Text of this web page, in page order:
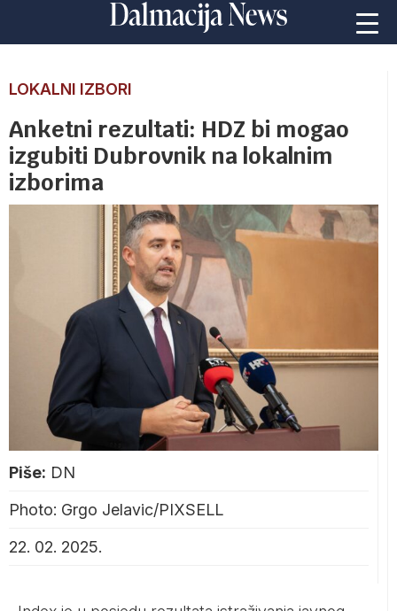
LOKALNI IZBORI
Anketni rezultati: HDZ bi mogao
izgubiti Dubrovnik na lokalnim
izborima
Piše: DN
Photo: Grgo Jelavic/PIXSELL
22. 02. 2025.